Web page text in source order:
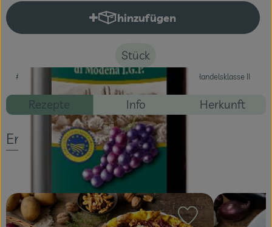
Veranstaltungen hinzufügen
Produkt zum Warenkorb
Stück
#58600 5,49 €/ Stück 10,98 €/ l 7% MwSt Handelsklasse II
Rezepte Info Herkunft
Entdecke passende Rezepte
Rezept zu